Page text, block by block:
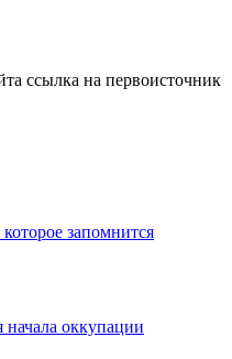
ссылка на первоисточник
запомнится
начала оккупации